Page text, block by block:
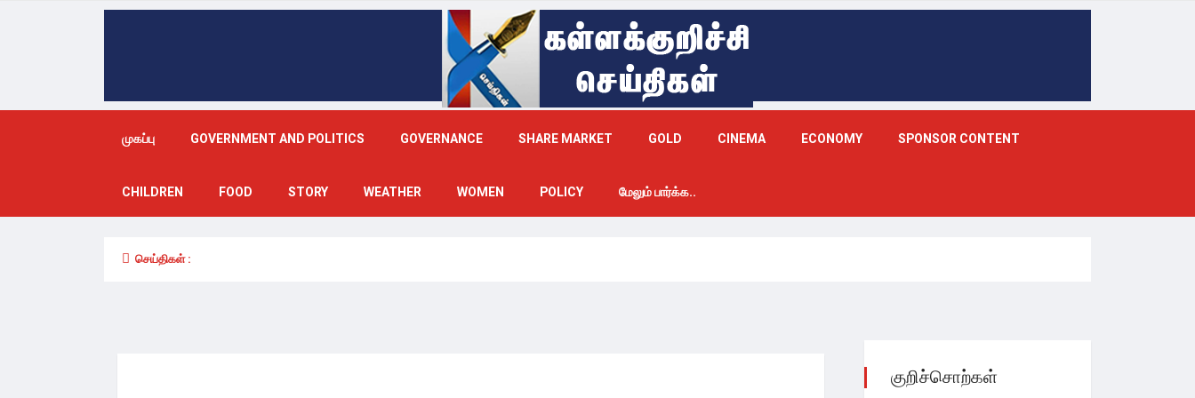
முகப்பு GOVERNMENT AND POLITICS GOVERNANCE SHARE MARKET GOLD CINEMA ECONOMY SPONSOR CONTENT
CHILDREN FOOD STORY WEATHER WOMEN POLICY மேலும் பார்க்க..
செய்திகள் :
குறிச்சொற்கள்